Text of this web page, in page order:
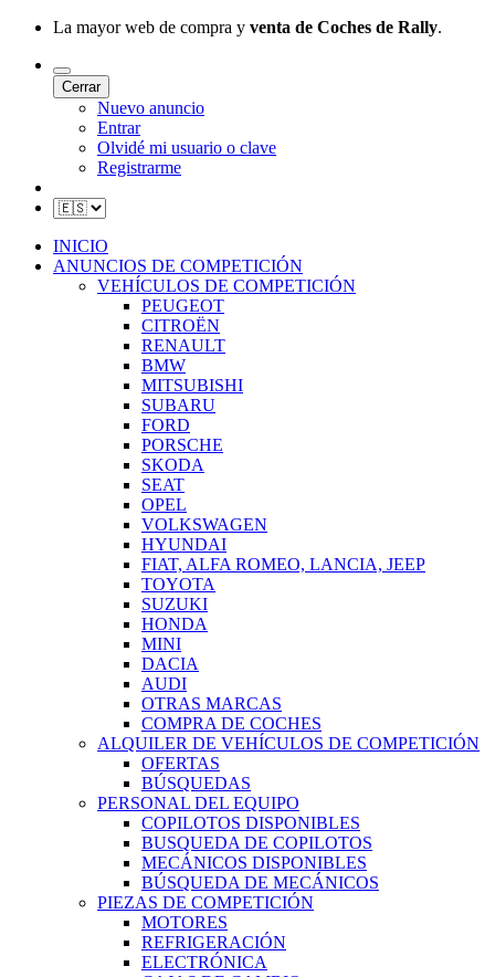
La mayor web de compra y venta de Coches de Rally.
Cerrar
Nuevo anuncio
Entrar
Olvidé mi usuario o clave
Registrarme
INICIO
ANUNCIOS DE COMPETICIÓN
VEHÍCULOS DE COMPETICIÓN
PEUGEOT
CITROËN
RENAULT
BMW
MITSUBISHI
SUBARU
FORD
PORSCHE
SKODA
SEAT
OPEL
VOLKSWAGEN
HYUNDAI
FIAT, ALFA ROMEO, LANCIA, JEEP
TOYOTA
SUZUKI
HONDA
MINI
DACIA
AUDI
OTRAS MARCAS
COMPRA DE COCHES
ALQUILER DE VEHÍCULOS DE COMPETICIÓN
OFERTAS
BÚSQUEDAS
PERSONAL DEL EQUIPO
COPILOTOS DISPONIBLES
BUSQUEDA DE COPILOTOS
MECÁNICOS DISPONIBLES
BÚSQUEDA DE MECÁNICOS
PIEZAS DE COMPETICIÓN
MOTORES
REFRIGERACIÓN
ELECTRÓNICA